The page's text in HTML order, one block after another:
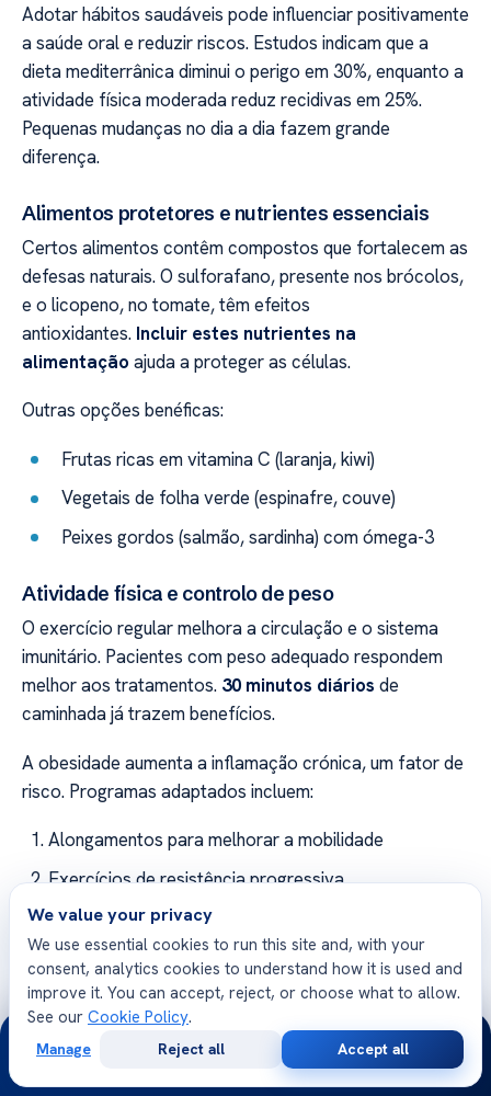
Adotar hábitos saudáveis pode influenciar positivamente
a saúde oral e reduzir riscos. Estudos indicam que a
dieta mediterrânica diminui o perigo em 30%, enquanto a
atividade física moderada reduz recidivas em 25%.
Pequenas mudanças no dia a dia fazem grande
diferença.
Alimentos protetores e nutrientes essenciais
Certos alimentos contêm compostos que fortalecem as
defesas naturais. O sulforafano, presente nos brócolos,
e o licopeno, no tomate, têm efeitos
antioxidantes. Incluir estes nutrientes na
alimentação ajuda a proteger as células.
Outras opções benéficas:
Frutas ricas em vitamina C (laranja, kiwi)
Vegetais de folha verde (espinafre, couve)
Peixes gordos (salmão, sardinha) com ómega-3
Atividade física e controlo de peso
O exercício regular melhora a circulação e o sistema
imunitário. Pacientes com peso adequado respondem
melhor aos tratamentos. 30 minutos diários de
caminhada já trazem benefícios.
A obesidade aumenta a inflamação crónica, um fator de
risco. Programas adaptados incluem:
Alongamentos para melhorar a mobilidade
Exercícios de resistência progressiva
Atividades aquáticas para reduzir impacto nas
articulações
Fator Impacto
Dieta
mediterrânica
Reduz risco
em 30%
Consumir azeite e
legumes diariamente
We value your privacy
We use essential cookies to run this site and, with your
consent, analytics cookies to understand how it is used and
improve it. You can accept, reject, or choose what to allow.
See our Cookie Policy.
Manage Reject all Accept all
24/7
Consultation
Opinion